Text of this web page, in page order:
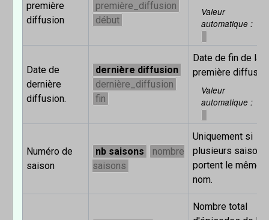
première
diffusion
première_diffusion
début
Valeur
automatique
Date de
dernière
diffusion.
dernière diffusion
dernière_diffusion
fin
Date de fin de la
première
Valeur
automatique
Numéro de
saison
nb saisons
nombre
saisons
Uniquement si
plusieurs saisons
portent le même
nom.
Nombre total